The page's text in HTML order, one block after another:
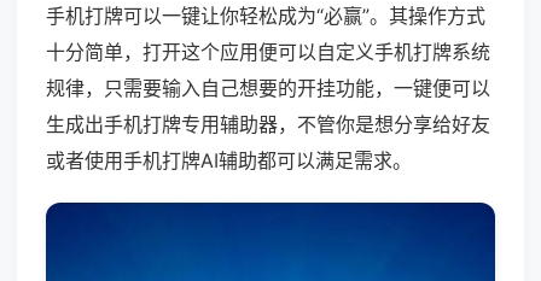
手机打牌可以一键让你轻松成为“必赢”。其操作方式
十分简单，打开这个应用便可以自定义手机打牌系统
规律，只需要输入自己想要的开挂功能，一键便可以
生成出手机打牌专用辅助器，不管你是想分享给好友
或者使用手机打牌AI辅助都可以满足需求。